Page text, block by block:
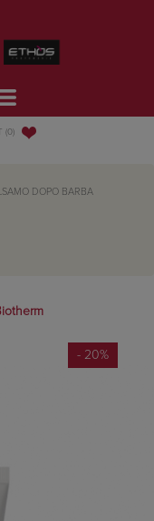
(0)
DOPO BARBA
- 20%